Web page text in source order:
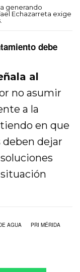
generando
Echazarreta exige
debe
al
no asumir
a la
en que
dejar
AGUA
PRI MÉRIDA